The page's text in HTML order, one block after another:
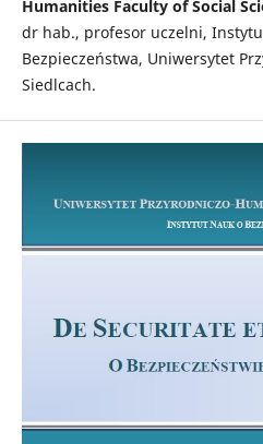
Humanities Faculty of Social
dr hab., profesor uczelni,
Bezpieczeństwa, Uniwersytet
Siedlcach.